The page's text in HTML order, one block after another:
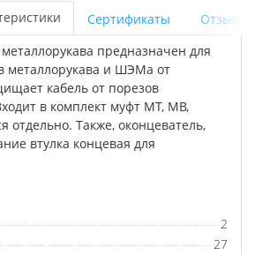
Сертификаты
Отзывы
предназначен для
металлорукава и ШЭМа от
кабель от порезов
в комплект муфт МТ, МВ,
отдельно. Также, оконцеватель,
втулка концевая для
2
27